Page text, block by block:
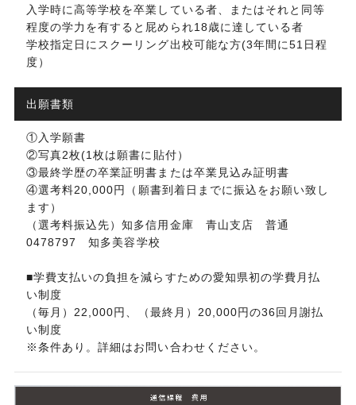
入学時に高等学校を卒業している者、またはそれと同等
程度の学力を有すると屁められ18歳に達している者
学校指定日にスクーリング出校可能な方(3年間に51日程
度）
出願書類
①入学願書
②写真2枚(1枚は願書に貼付）
③最終学歴の卒業証明書または卒業見込み証明書
④選考料20,000円（願書到着日までに振込をお願い致し
ます）
（選考料振込先）知多信用金庫 青山支店 普通
0478797 知多美容学校
​​​​​​​■学費支払いの負担を減らすための愛知県初の学費月払
い制度
（毎月）22,000円、（最終月）20,000円の36回月謝払
い制度
※条件あり。詳細はお問い合わせください。